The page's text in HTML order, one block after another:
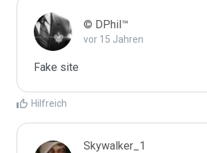
© DPhil™
vor 15 Jahren
Fake site
Hilfreich
Skywalker_1